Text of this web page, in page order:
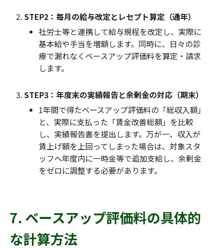
STEP2：毎月の給与改定とレセプト算定（通年）
社労士等と連携して給与規程を改定し、実際に
基本給や手当を増額します。同時に、日々の診
療で漏れなくベースアップ評価料を算定・請求
します。
STEP3：年度末の実績報告と余剰金の対応（期末）
1年間で得たベースアップ評価料の「総収入額」
と、実際に支払った「賃金改善総額」を比較
し、実績報告書を提出します。万が一、収入が
賃上げ額を上回ってしまった場合は、対象スタ
ッフへ年度内に一時金等で追加支給し、余剰金
をゼロに調整する必要があります。
7. ベースアップ評価料の具体的
な計算方法